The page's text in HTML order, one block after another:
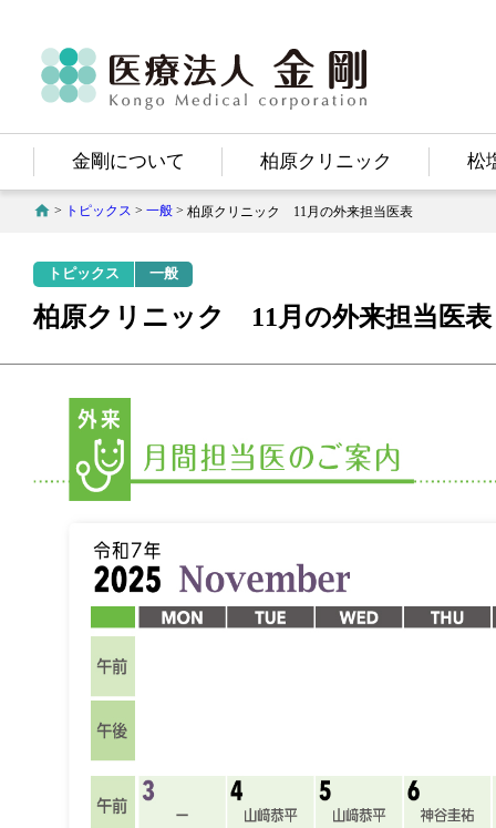
医療法人
金剛
Kongo Medical Corporation
金剛について 柏原クリニック 松
> トピックス > 一般 > 柏原クリニック 11月の外来担当医表
トピックス 一般
柏原クリニック 11月の外来担当医表